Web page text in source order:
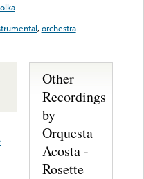
,orchestra
Other
Recordings
by
Orquesta
Acosta -
Rosette